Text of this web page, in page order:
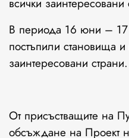
всички заинтересовани
В периода 16 юни –
постъпили становища
заинтересовани страни.
От присъстващите на
обсъждане на Проект